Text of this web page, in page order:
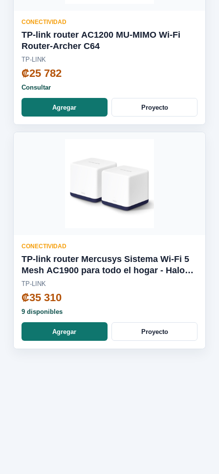
CONECTIVIDAD
TP-link router AC1200 MU-MIMO Wi-Fi
Router-Archer C64
TP-LINK
₡25 782
Consultar
Agregar Proyecto
CONECTIVIDAD
TP-link router Mercusys Sistema Wi-Fi 5
Mesh AC1900 para todo el hogar - Halo
H50G(2-pack)
TP-LINK
₡35 310
9 disponibles
Agregar Proyecto